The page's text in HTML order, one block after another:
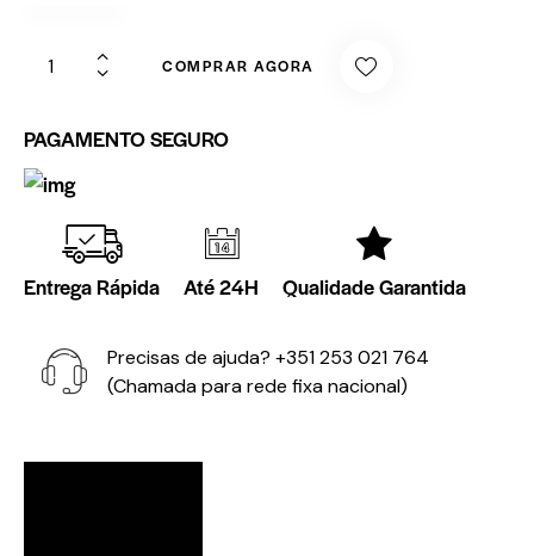
COMPRAR AGORA
PAGAMENTO SEGURO
Entrega Rápida Até 24H Qualidade Garantida
Precisas de ajuda? +351 253 021 764
(Chamada para rede fixa nacional)